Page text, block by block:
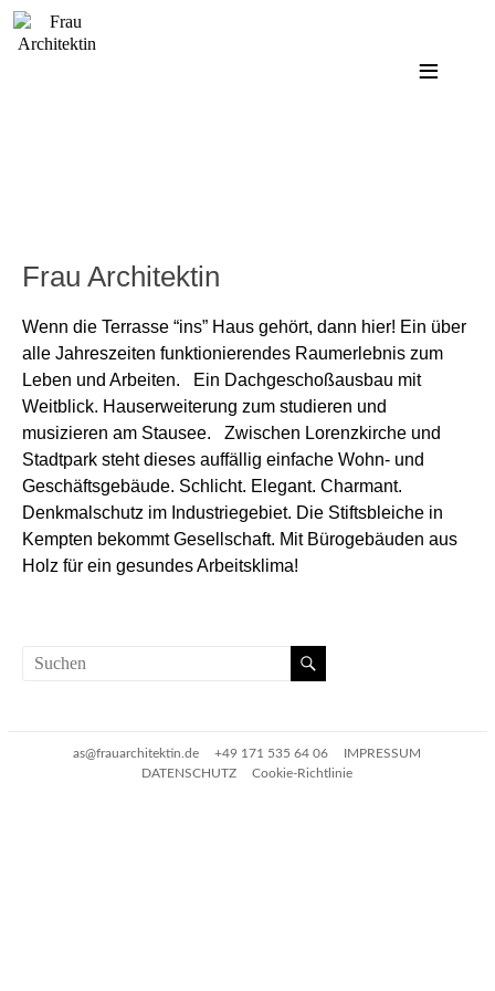
Frau Architektin
Wenn die Terrasse “ins” Haus gehört, dann hier! Ein über
alle Jahreszeiten funktionierendes Raumerlebnis zum
Leben und Arbeiten. Ein Dachgeschoßausbau mit
Weitblick. Hauserweiterung zum studieren und
musizieren am Stausee. Zwischen Lorenzkirche und
Stadtpark steht dieses auffällig einfache Wohn- und
Geschäftsgebäude. Schlicht. Elegant. Charmant.
Denkmalschutz im Industriegebiet. Die Stiftsbleiche in
Kempten bekommt Gesellschaft. Mit Bürogebäuden aus
Holz für ein gesundes Arbeitsklima!
as@frauarchitektin.de +49 171 535 64 06
IMPRESSUM
DATENSCHUTZ
Cookie-Richtlinie